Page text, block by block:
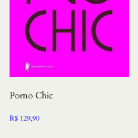
Porno Chic
R$ 129,90